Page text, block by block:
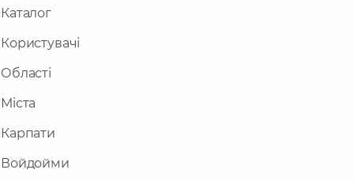
Каталог
Користувачі
Області
Міста
Карпати
Войдойми